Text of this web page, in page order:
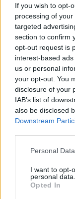
If you wish to opt-
processing of
targeted
section to confirm
opt-out request is
interest-based
us or personal
your opt-out. You
disclosure of your
IAB’s list of
also be disclosed
Downstream
Personal
I want to opt-
personal data.
Opted In
és a BUX
Tőzsdei
januárjában 100
forintos
A 32 részvényes
várhatóan ez év
amely az
várhatóan...
KEDVES
A keresett